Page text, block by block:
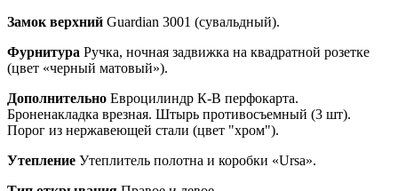
Замок верхний Guardian 3001 (сувальдный).
Фурнитура Ручка, ночная задвижка на квадратной розетке
(цвет «черный матовый»).
Дополнительно Евроцилиндр К-В перфокарта.
Броненакладка врезная. Штырь противосъемный (3 шт).
Порог из нержавеющей стали (цвет "хром").
Утепление Утеплитель полотна и коробки «Ursa».